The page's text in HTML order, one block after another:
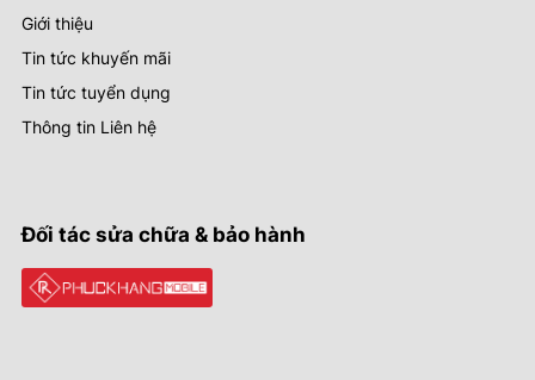
Giới thiệu
Tin tức khuyến mãi
Tin tức tuyển dụng
Thông tin Liên hệ
Đối tác sửa chữa & bảo hành